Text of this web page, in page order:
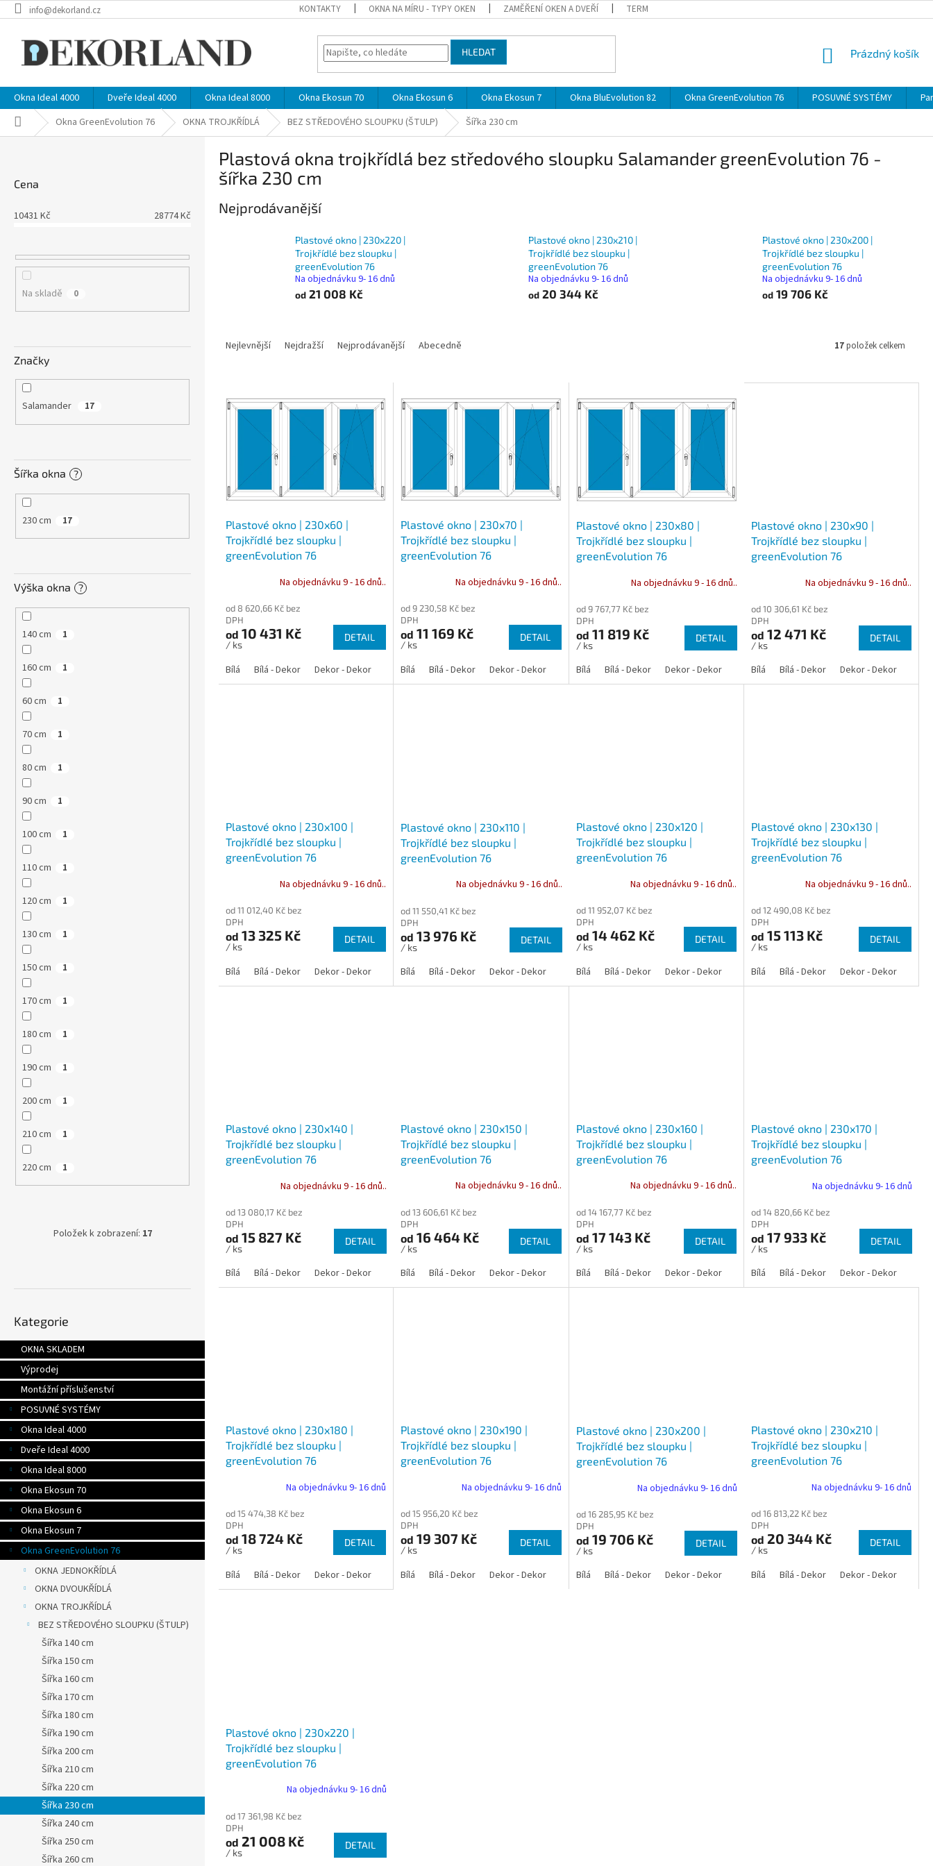
Přejít
na
info@dekorland.cz KONTAKTY OKNA NA MÍRU - TYPY OKEN ZAMĚŘENÍ OKEN A DVEŘÍ TERMÍNY
HLEDAT
NÁKUPNÍ
Prázdný košík
Okna Ideal 4000 Dveře Ideal 4000 Okna Ideal 8000 Okna Ekosun 70 Okna Ekosun 6 Okna Ekosun 7 Okna BluEvolution 82 Okna GreenEvolution 76 POSUVNÉ SYSTÉMY
Domů Okna GreenEvolution 76 OKNA TROJKŘÍDLÁ BEZ STŘEDOVÉHO SLOUPKU (ŠTULP) Šířka 230 cm
Cena
10431 Kč 28774Kč
Na skladě 0
Značky
Salamander 17
Šířka okna ?
230 cm 17
Výška okna ?
140 cm 1
160 cm 1
60 cm 1
70 cm 1
80 cm 1
90 cm 1
100 cm 1
110 cm 1
120 cm 1
130 cm 1
150 cm 1
170 cm 1
180 cm 1
190 cm 1
200 cm 1
210 cm 1
220 cm 1
Položek k zobrazení: 17
kategorie
Kategorie
OKNA SKLADEM
Výprodej
Montážní příslušenství
POSUVNÉ SYSTÉMY
Okna Ideal 4000
Dveře Ideal 4000
Okna Ideal 8000
Okna Ekosun 70
Okna Ekosun 6
Okna Ekosun 7
Okna GreenEvolution 76
OKNA JEDNOKŘÍDLÁ
OKNA DVOUKŘÍDLÁ
OKNA TROJKŘÍDLÁ
BEZ STŘEDOVÉHO SLOUPKU (ŠTULP)
Šířka 140 cm
Šířka 150 cm
Šířka 160 cm
Šířka 170 cm
Šířka 180 cm
Šířka 190 cm
Šířka 200 cm
Šířka 210 cm
Šířka 220 cm
Šířka 230 cm
Šířka 240 cm
Šířka 250 cm
Šířka 260 cm
Plastová okna trojkřídlá bez středového sloupku Salamander greenEvolution 76 -
šířka 230 cm
Nejprodávanější
Plastové okno | 230x220 |
Trojkřídlé bez sloupku |
greenEvolution 76
Na objednávku 9- 16 dnů
od 21 008 Kč
Plastové okno | 230x210 |
Trojkřídlé bez sloupku |
greenEvolution 76
Na objednávku 9- 16 dnů
od 20 344 Kč
Plastové okno | 230x200 |
Trojkřídlé bez sloupku |
greenEvolution 76
Na objednávku 9- 16 dnů
od19 706 Kč
Nejlevnější Nejdražší Nejprodávanější Abecedně 17položek celkem
Plastové okno | 230x60 |
Trojkřídlé bez sloupku |
greenEvolution 76
Na objednávku 9 - 16 dnů..
od 8 620,66 Kč bez
DPH
od 10 431 Kč
/ ks
DETAIL
Bílá Bílá - Dekor Dekor - Dekor
Plastové okno | 230x70 |
Trojkřídlé bez sloupku |
greenEvolution 76
Na objednávku 9 - 16 dnů..
od 9 230,58 Kč bez
DPH
od 11 169 Kč
/ ks
DETAIL
Bílá Bílá - Dekor Dekor - Dekor
Plastové okno | 230x80 |
Trojkřídlé bez sloupku |
greenEvolution 76
Na objednávku 9 - 16 dnů..
od 9 767,77 Kč bez
DPH
od 11 819 Kč
/ ks
DETAIL
Bílá Bílá - Dekor Dekor - Dekor
Plastové okno | 230x90 |
Trojkřídlé bez sloupku |
greenEvolution 76
Na objednávku 9 - 16 dnů..
od 10 306,61 Kč bez
DPH
od 12 471 Kč
/ ks
DETAIL
Bílá Bílá - Dekor Dekor - Dekor
Plastové okno | 230x100 |
Trojkřídlé bez sloupku |
greenEvolution 76
Na objednávku 9 - 16 dnů..
od 11 012,40 Kč bez
DPH
od 13 325 Kč
/ ks
DETAIL
Bílá Bílá - Dekor Dekor - Dekor
Plastové okno | 230x110 |
Trojkřídlé bez sloupku |
greenEvolution 76
Na objednávku 9 - 16 dnů..
od 11 550,41 Kč bez
DPH
od 13 976 Kč
/ ks
DETAIL
Bílá Bílá - Dekor Dekor - Dekor
Plastové okno | 230x120 |
Trojkřídlé bez sloupku |
greenEvolution 76
Na objednávku 9 - 16 dnů..
od 11 952,07 Kč bez
DPH
od 14 462 Kč
/ ks
DETAIL
Bílá Bílá - Dekor Dekor - Dekor
Plastové okno | 230x130 |
Trojkřídlé bez sloupku |
greenEvolution 76
Na objednávku 9 - 16 dnů..
od 12 490,08 Kč bez
DPH
od 15 113 Kč
/ ks
DETAIL
Bílá Bílá - Dekor Dekor - Dekor
Plastové okno | 230x140 |
Trojkřídlé bez sloupku |
greenEvolution 76
Na objednávku 9 - 16 dnů..
od 13 080,17 Kč bez
DPH
od 15 827 Kč
/ ks
DETAIL
Bílá Bílá - Dekor Dekor - Dekor
Plastové okno | 230x150 |
Trojkřídlé bez sloupku |
greenEvolution 76
Na objednávku 9 - 16 dnů..
od 13 606,61 Kč bez
DPH
od 16 464 Kč
/ ks
DETAIL
Bílá Bílá - Dekor Dekor - Dekor
Plastové okno | 230x160 |
Trojkřídlé bez sloupku |
greenEvolution 76
Na objednávku 9 - 16 dnů..
od 14 167,77 Kč bez
DPH
od 17 143 Kč
/ ks
DETAIL
Bílá Bílá - Dekor Dekor - Dekor
Plastové okno | 230x170 |
Trojkřídlé bez sloupku |
greenEvolution 76
Na objednávku 9- 16 dnů
od 14 820,66 Kč bez
DPH
od 17 933 Kč
/ ks
DETAIL
Bílá Bílá - Dekor Dekor - Dekor
Plastové okno | 230x180 |
Trojkřídlé bez sloupku |
greenEvolution 76
Na objednávku 9- 16 dnů
od 15 474,38 Kč bez
DPH
od 18 724 Kč
/ ks
DETAIL
Bílá Bílá - Dekor Dekor - Dekor
Plastové okno | 230x190 |
Trojkřídlé bez sloupku |
greenEvolution 76
Na objednávku 9- 16 dnů
od 15 956,20 Kč bez
DPH
od 19 307 Kč
/ ks
DETAIL
Bílá Bílá - Dekor Dekor - Dekor
Plastové okno | 230x200 |
Trojkřídlé bez sloupku |
greenEvolution 76
Na objednávku 9- 16 dnů
od 16 285,95 Kč bez
DPH
od 19 706 Kč
/ ks
DETAIL
Bílá Bílá - Dekor Dekor - Dekor
Plastové okno | 230x210 |
Trojkřídlé bez sloupku |
greenEvolution 76
Na objednávku 9- 16 dnů
od 16 813,22 Kč bez
DPH
od 20 344 Kč
/ ks
DETAIL
Bílá Bílá - Dekor Dekor - Dekor
Plastové okno | 230x220 |
Trojkřídlé bez sloupku |
greenEvolution 76
Na objednávku 9- 16 dnů
od 17 361,98 Kč bez
DPH
od 21 008 Kč
/ ks
DETAIL